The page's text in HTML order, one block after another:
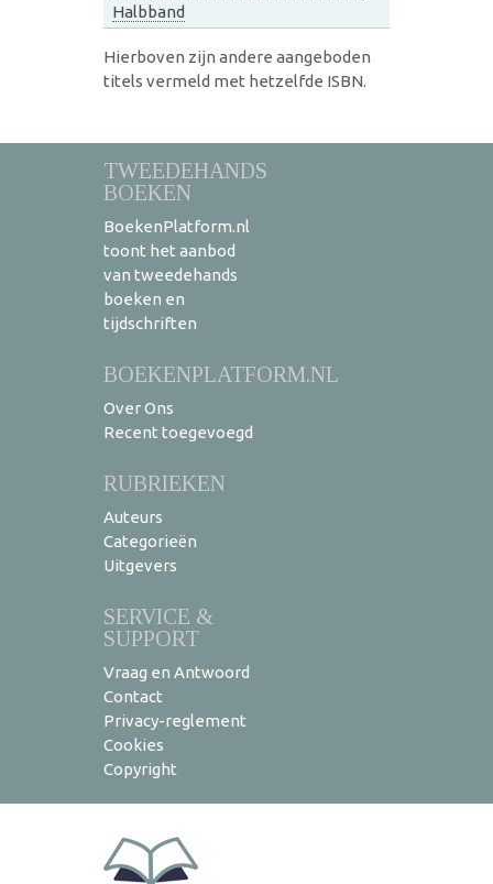
Halbband
Hierboven zijn andere aangeboden
titels vermeld met hetzelfde ISBN.
TWEEDEHANDS
BOEKEN
BoekenPlatform.nl
toont het aanbod
van tweedehands
boeken en
tijdschriften
BOEKENPLATFORM.NL
Over Ons
Recent toegevoegd
RUBRIEKEN
Auteurs
Categorieën
Uitgevers
SERVICE &
SUPPORT
Vraag en Antwoord
Contact
Privacy-reglement
Cookies
Copyright